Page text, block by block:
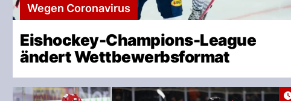
Wegen Coronavirus
Eishockey-Champions-League
ändert Wettbewerbsformat